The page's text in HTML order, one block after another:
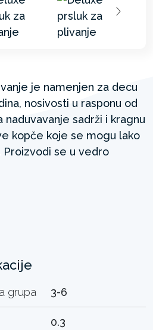
je namenjen za decu
nosivosti u rasponu od
naduvavanje sadrži i kragnu
kopče koje se mogu lako
se u vedro
grupa 3-6
0.3